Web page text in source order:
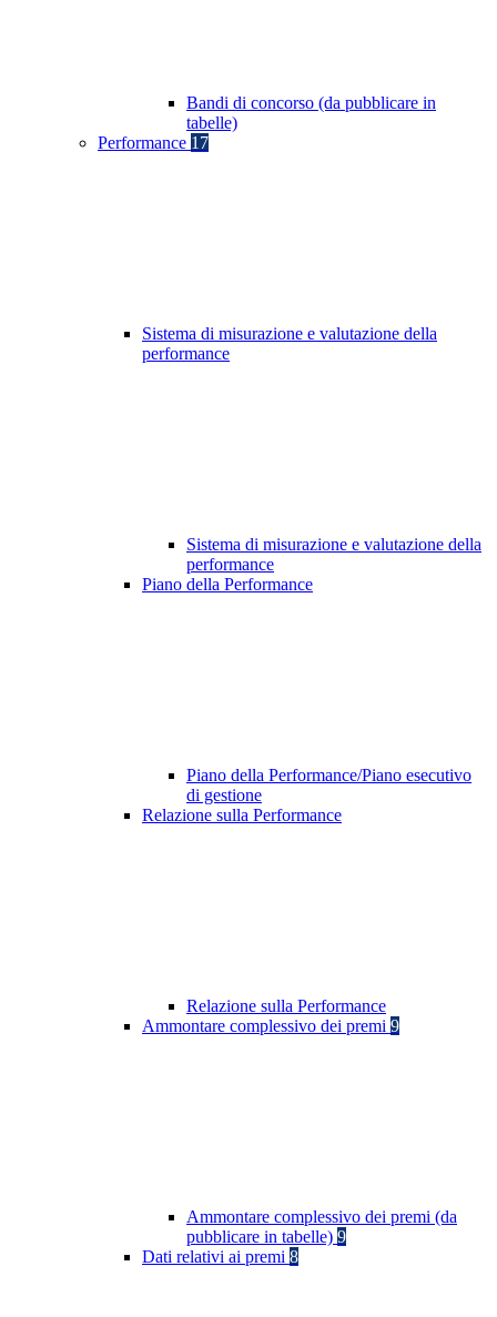
Bandi di concorso (da pubblicare in
tabelle)
Performance 17
Sistema di misurazione e valutazione della
performance
Sistema di misurazione e valutazione della
performance
Piano della Performance
Piano della Performance/Piano esecutivo
di gestione
Relazione sulla Performance
Relazione sulla Performance
Ammontare complessivo dei premi 9
Ammontare complessivo dei premi (da
pubblicare in tabelle) 9
Dati relativi ai premi 8